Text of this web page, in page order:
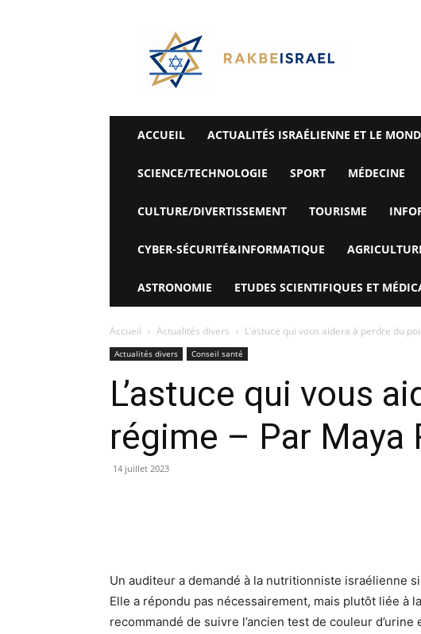
Rak
Be
Israel-
Alyaexpress-
News
ACCUEIL ACTUALITÉS ISRAÉLIENNE ET LE
SCIENCE/TECHNOLOGIE SPORT MÉDECINE
CULTURE/DIVERTISSEMENT TOURISME
CYBER-SÉCURITÉ&INFORMATIQUE
ASTRONOMIE ETUDES SCIENTIFIQUES ET
Accueil Actualités divers L’astuce qui vous aidera à perdre du
Actualités divers Conseil santé
L’astuce qui vous
régime – Par Maya
14 juillet 2023
Un auditeur a demandé à la nutritionniste israélienne
Elle a répondu pas nécessairement, mais plutôt liée à
recommandé de suivre l’ancien test de couleur